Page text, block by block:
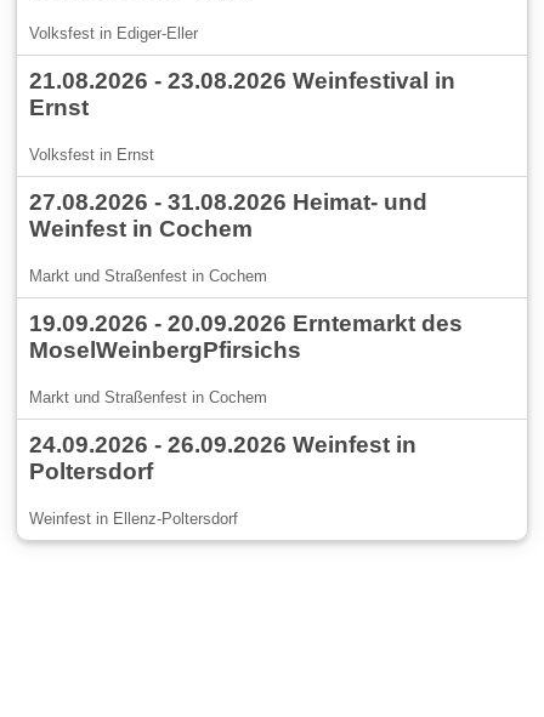
Volksfest in Ediger-Eller
21.08.2026 - 23.08.2026 Weinfestival in
Ernst
Volksfest in Ernst
27.08.2026 - 31.08.2026 Heimat- und
Weinfest in Cochem
Markt und Straßenfest in Cochem
19.09.2026 - 20.09.2026 Erntemarkt des
MoselWeinbergPfirsichs
Markt und Straßenfest in Cochem
24.09.2026 - 26.09.2026 Weinfest in
Poltersdorf
Weinfest in Ellenz-Poltersdorf